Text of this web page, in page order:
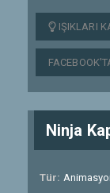
IŞIKLARI
Ninja
Tür: